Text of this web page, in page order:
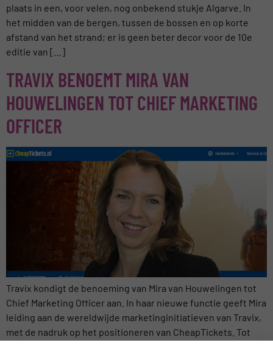
plaats in een, voor velen, nog onbekend stukje Algarve. In
het midden van de bergen, tussen de bossen en op korte
afstand van het strand; er is geen beter decor voor de 10e
editie van […]
TRAVIX BENOEMT MIRA VAN
HOUWELINGEN TOT CHIEF MARKETING
OFFICER
Travix kondigt de benoeming van Mira van Houwelingen tot
Chief Marketing Officer aan. In haar nieuwe functie geeft Mira
leiding aan de wereldwijde marketinginitiatieven van Travix,
met de nadruk op het positioneren van CheapTickets. Tot